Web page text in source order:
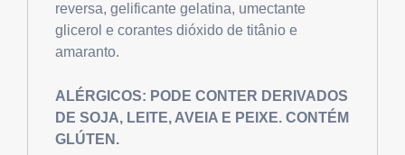
reversa, gelificante gelatina, umectante
glicerol e corantes dióxido de titânio e
amaranto.
ALÉRGICOS: PODE CONTER DERIVADOS
DE SOJA, LEITE, AVEIA E PEIXE. CONTÉM
GLÚTEN.